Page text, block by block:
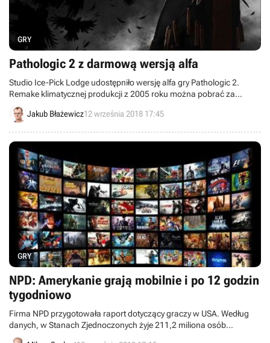
GRY
Pathologic 2 z darmową wersją alfa
Studio Ice-Pick Lodge udostępniło wersję alfa gry Pathologic 2.
Remake klimatycznej produkcji z 2005 roku można pobrać za
darmo po zarejestrowaniu się na oficjalnej stronie gry.
Jakub Błażewicz12 września 2018 17:45
GRY
NPD: Amerykanie grają mobilnie i po 12 godzin
tygodniowo
Firma NPD przygotowała raport dotyczący graczy w USA. Według
danych, w Stanach Zjednoczonych żyje 211,2 miliona osób
lubiących bawić się na komputerach osobistych, konsolach i